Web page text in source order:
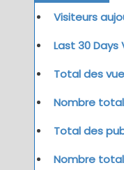
Visiteurs
Last 30 Days
Total des
Nombre
Total des
Nombre